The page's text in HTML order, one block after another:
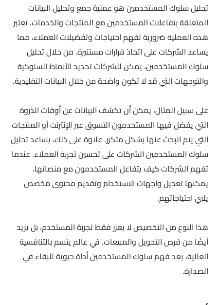
تحليل سلوك المستخدمين هو عملية جمع وتحليل البيانات
المتعلقة بتفاعلات المستخدمين مع المنتجات والخدمات. تعتبر
هذه العملية ضرورية لفهم احتياجات وتفضيلات العملاء، مما
يساعد الشركات على اتخاذ قرارات مستنيرة. من خلال تحليل
سلوك المستخدمين، يمكن للشركات تحديد الأنماط السلوكية
والتوجهات التي قد لا تكون واضحة من خلال البيانات التقليدية.
على سبيل المثال، يمكن أن تكشف البيانات عن أوقات الذروة
التي يفضل فيها المستخدمون التسوق عبر الإنترنت أو المنتجات
التي يتم البحث عنها بشكل متكرر. علاوة على ذلك، يساعد تحليل
سلوك المستخدمين الشركات على تحسين تجربة العملاء. عندما
تفهم الشركات كيف يتفاعل المستخدمون مع منصاتها،
يمكنها تعديل واجهات الاستخدام وتقديم محتوى مخصص
يلبي احتياجاتهم.
هذا النوع من التخصيص لا يعزز فقط تجربة المستخدم، بل يزيد
أيضًا من فرص التحويل والمبيعات. في عالم يتسم بالتنافسية
العالية، يعد فهم سلوك المستخدمين أداة حيوية للبقاء في
الصدارة.